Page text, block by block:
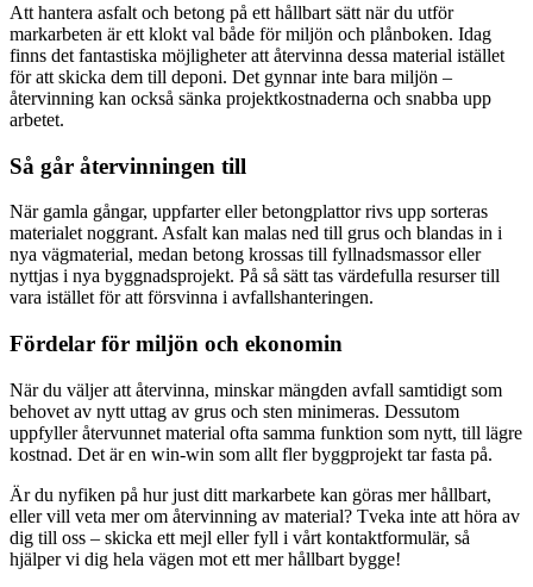
Att hantera asfalt och betong på ett hållbart sätt när du utför
markarbeten är ett klokt val både för miljön och plånboken. Idag
finns det fantastiska möjligheter att återvinna dessa material istället
för att skicka dem till deponi. Det gynnar inte bara miljön –
återvinning kan också sänka projektkostnaderna och snabba upp
arbetet.
Så går återvinningen till
När gamla gångar, uppfarter eller betongplattor rivs upp sorteras
materialet noggrant. Asfalt kan malas ned till grus och blandas in i
nya vägmaterial, medan betong krossas till fyllnadsmassor eller
nyttjas i nya byggnadsprojekt. På så sätt tas värdefulla resurser till
vara istället för att försvinna i avfallshanteringen.
Fördelar för miljön och ekonomin
När du väljer att återvinna, minskar mängden avfall samtidigt som
behovet av nytt uttag av grus och sten minimeras. Dessutom
uppfyller återvunnet material ofta samma funktion som nytt, till lägre
kostnad. Det är en win-win som allt fler byggprojekt tar fasta på.
Är du nyfiken på hur just ditt markarbete kan göras mer hållbart,
eller vill veta mer om återvinning av material? Tveka inte att höra av
dig till oss – skicka ett mejl eller fyll i vårt kontaktformulär, så
hjälper vi dig hela vägen mot ett mer hållbart bygge!